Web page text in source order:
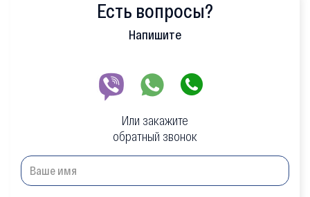
Есть вопросы?
Напишите
Или закажите
обратный звонок